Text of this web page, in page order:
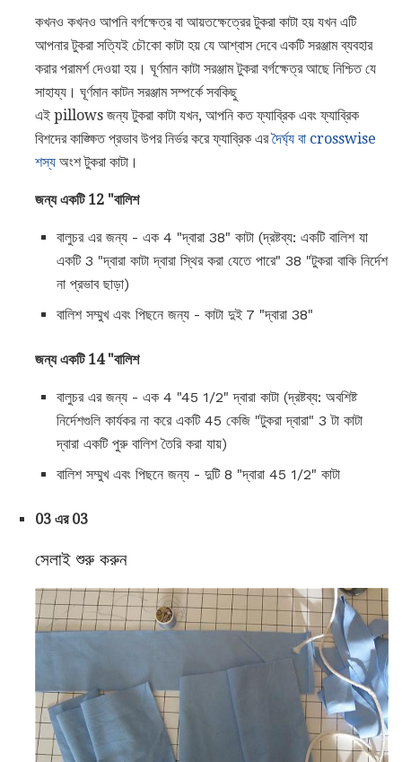
কখনও কখনও আপনি বর্গক্ষেত্র বা আয়তক্ষেত্রের টুকরা কাটা হয় যখন এটি
আপনার টুকরা সত্যিই চৌকো কাটা হয় যে আশ্বাস দেবে একটি সরঞ্জাম ব্যবহার
করার পরামর্শ দেওয়া হয়। ঘূর্ণমান কাটা সরঞ্জাম টুকরা বর্গক্ষেত্র আছে নিশ্চিত যে
সাহায্য। ঘূর্ণমান কাটন সরঞ্জাম সম্পর্কে সবকিছু
এই pillows জন্য টুকরা কাটা যখন, আপনি কত ফ্যাব্রিক এবং ফ্যাব্রিক
বিশদের কাঙ্ক্ষিত প্রভাব উপর নির্ভর করে ফ্যাব্রিক এরদৈর্ঘ্য বা crosswise
শস্য অংশ টুকরা কাটা।
জন্য একটি 12 "বালিশ
বালুচর এর জন্য - এক 4 "দ্বারা 38" কাটা (দ্রষ্টব্য: একটি বালিশ যা
একটি 3 "দ্বারা কাটা দ্বারা স্থির করা যেতে পারে" 38 "টুকরা বাকি নির্দেশ
না প্রভাব ছাড়া)
বালিশ সম্মুখ এবং পিছনে জন্য - কাটা দুই 7 "দ্বারা 38"
জন্য একটি 14 "বালিশ
বালুচর এর জন্য - এক 4 "45 1/2" দ্বারা কাটা (দ্রষ্টব্য: অবশিষ্ট
নির্দেশগুলি কার্যকর না করে একটি 45 কেজি "টুকরা দ্বারা" 3 টা কাটা
দ্বারা একটি পুরু বালিশ তৈরি করা যায়)
বালিশ সম্মুখ এবং পিছনে জন্য - দুটি 8 "দ্বারা 45 1/2" কাটা
03 এর 03
সেলাই শুরু করুন